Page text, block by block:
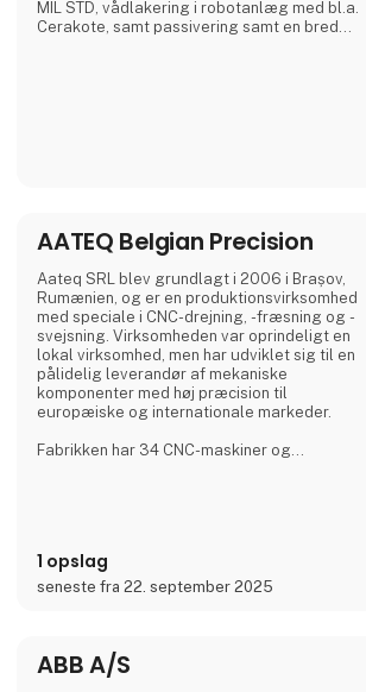
MIL STD, vådlakering i robotanlæg med bl.a.
Cerakote, samt passivering samt en bred
AATEQ Belgian Precision
Aateq SRL blev grundlagt i 2006 i Brașov,
Rumænien, og er en produktionsvirksomhed
med speciale i CNC-drejning, -fræsning og -
svejsning. Virksomheden var oprindeligt en
lokal virksomhed, men har udviklet sig til en
pålidelig leverandør af mekaniske
komponenter med høj præcision til
europæiske og internationale markeder.
Fabrikken har 34 CNC-maskiner og
forskellige materialer, herunder stål, rustfrit
stål, aluminium, bronze og teknisk plast. Tjene
1 opslag
seneste fra 22. september 2025
ABB A/S